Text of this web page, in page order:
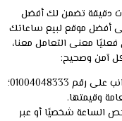
دقيقة تضمن لك أفضل
أفضل موقع لبيع ساعاتك
معنى التعامل معنا،
آمن وصحيح:
أرسل صور واضحة للساعة من جميع الجوانب على رقم 01004048333؛
وقيمتها.
الساعة شخصيًا أو عبر